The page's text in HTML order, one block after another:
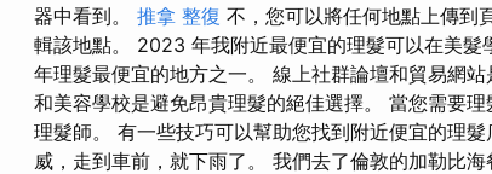
器中看到。 推拿 整復 不，您可以將任何地點上傳到
輯該地點。 2023 年我附近最便宜的理髮可以在美
年理髮最便宜的地方之一。 線上社群論壇和貿易網
和美容學校是避免昂貴理髮的絕佳選擇。 當您需要
理髮師。 有一些技巧可以幫助您找到附近便宜的理
威，走到車前，就下雨了。 我們去了倫敦的加勒比